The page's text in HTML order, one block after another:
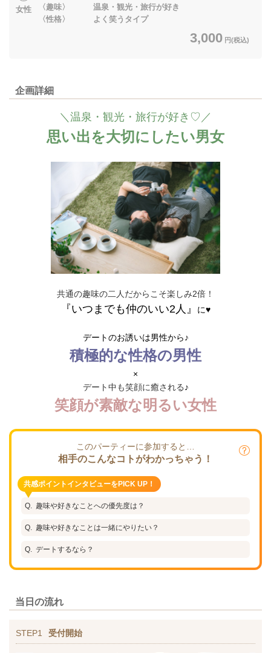
女性
〈趣味〉 温泉・観光・旅行が好き
〈性格〉 よく笑うタイプ
3,000 円(税込)
企画詳細
＼温泉・観光・旅行が好き♡／
思い出を大切にしたい男女
共通の趣味の二人だからこそ楽しみ2倍！
『いつまでも仲のいい2人』 に♥
デートのお誘いは男性から♪
積極的な性格の男性
×
デート中も笑顔に癒される♪
笑顔が素敵な明るい女性
このパーティーに参加すると…
相手のこんなコトがわかっちゃう！
共感ポイントインタビューをPICK UP！
趣味や好きなことへの優先度は？
趣味や好きなことは一緒にやりたい？
デートするなら？
当日の流れ
STEP1 受付開始